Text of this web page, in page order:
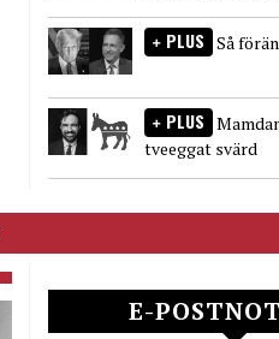
PLUS Så
PLUS
tveeggat svärd
E-